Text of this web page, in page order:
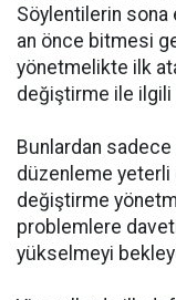
Söylentilerin sona
an önce bitmesi
yönetmelikte ilk
değiştirme ile ilgili
Bunlardan sadece
düzenleme yeterli
değiştirme
problemlere
yükselmeyi